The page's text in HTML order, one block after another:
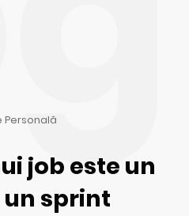
Personală
job este un
sprint